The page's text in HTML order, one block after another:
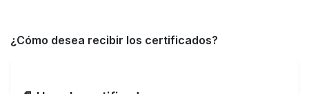
¿Cómo desea recibir los certificados?